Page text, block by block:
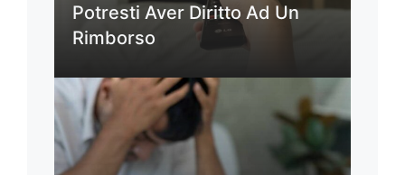
Potresti Aver Diritto Ad Un
Rimborso